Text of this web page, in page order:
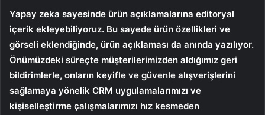
Yapay zeka sayesinde ürün açıklamalarına editoryal
içerik ekleyebiliyoruz. Bu sayede ürün özellikleri ve
görseli eklendiğinde, ürün açıklaması da anında yazılıyor.
Önümüzdeki süreçte müşterilerimizden aldığımız geri
bildirimlerle, onların keyifle ve güvenle alışverişlerini
sağlamaya yönelik CRM uygulamalarımızı ve
kişiselleştirme çalışmalarımızı hız kesmeden